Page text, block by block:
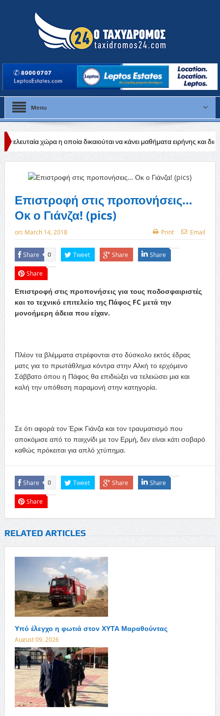
Menu
η οποία δικαιούται να κάνει μαθήματα ειρήνης και διεθνούς ηρεμίας
Επιστροφή στις προπονήσεις…
Οκ ο Γιάνζα! (pics)
on: March 14, 2018 Print Email
Share 0 Tweet Share Share
Share
Επιστροφή στις προπονήσεις για τους ποδοσφαιριστές
και το τεχνικό επιτελείο της Πάφος FC μετά την
μονοήμερη άδεια που είχαν.
Πλέον τα βλέμματα στρέφονται στο δύσκολο εκτός έδρας
ματς για το πρωτάθλημα κόντρα στην Αλκή το ερχόμενο
Σάββατο όπου η Πάφος θα επιδιώξει να τελειώσει μια και
καλή την υπόθεση παραμονή στην κατηγορία.
Σε ότι αφορά τον Έρικ Γιάνζα και τον τραυματισμό που
αποκόμισε από το παιχνίδι με τον Ερμή, δεν είναι κάτι σοβαρό
καθώς πρόκειται για απλό χτύπημα.
Share 0 Tweet Share Share
Share
RELATED ARTICLES
Υπό έλεγχο η φωτιά στον ΧΥΤΑ Μαραθούντας
August 09, 2026